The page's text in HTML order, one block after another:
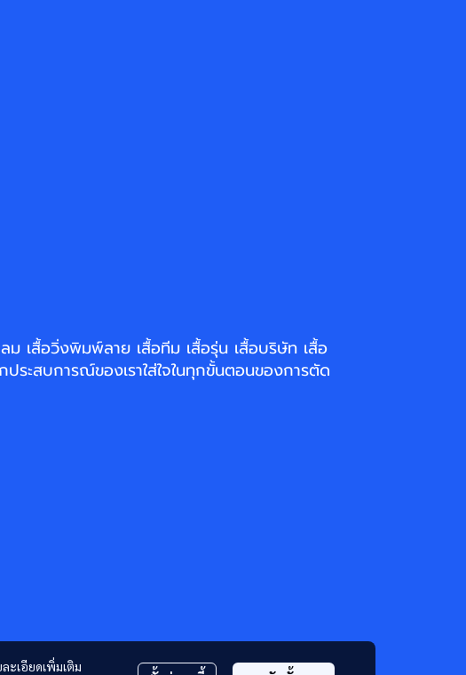
ะเอียดเพิ่มเติม
ม เสื้อวิ่งพิมพ์ลาย เสื้อทีม เสื้อรุ่น เสื้อบริษัท เสื้อ
ะสบการณ์ของเราใส่ใจในทุกขั้นตอนของการตัด